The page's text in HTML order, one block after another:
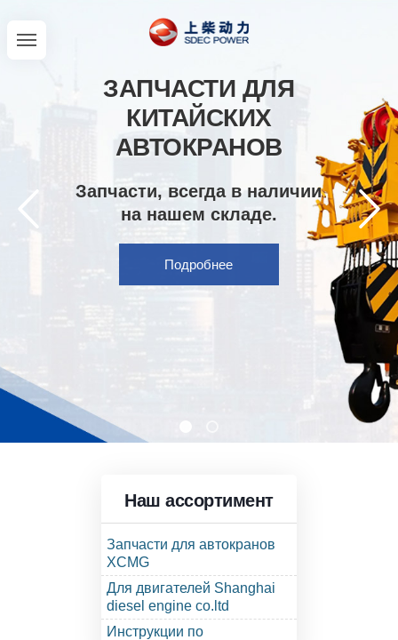
ЗАПЧАСТИ ДЛЯ
КИТАЙСКИХ
АВТОКРАНОВ
Запчасти, всегда в наличии
на нашем складе.
Подробнее
Наш ассортимент
Запчасти для автокранов
XCMG
Для двигателей Shanghai
diesel engine co.ltd
Инструкции по